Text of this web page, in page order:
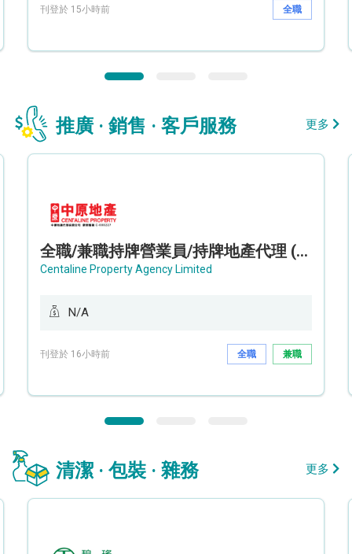
刊登於 15小時前 全職
推廣 · 銷售 · 客戶服務 更多
全職/兼職持牌營業員/持牌地產代理 (長沙灣/將軍澳/油塘)
Centaline Property Agency Limited
N/A
刊登於 16小時前 全職 兼職
清潔 · 包裝 · 雜務 更多